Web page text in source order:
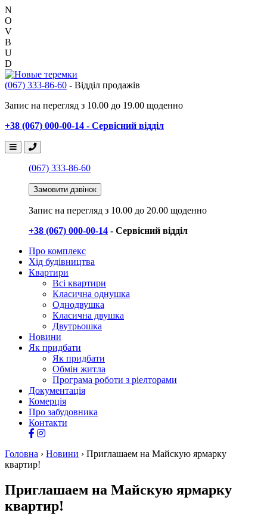
N
O
V
B
U
D
(067) 333-86-60 - Відділ продажів
Запис на перегляд з 10.00 до 19.00 щоденно
+38 (067) 000-00-14 - Сервісний відділ
(067) 333-86-60
Замовити дзвінок
Запис на перегляд з 10.00 до 20.00 щоденно
+38 (067) 000-00-14 - Сервісний відділ
Про комплекс
Хід будівництва
Квартири
Всі квартири
Класична однушка
Однодвушка
Класична двушка
Двутрьошка
Новини
Як придбати
Як придбати
Обмін житла
Програма роботи з ріелторами
Документація
Комерція
Про забудовника
Контакти
Головна › Новини › Приглашаем на Майскую ярмарку
квартир!
Приглашаем на Майскую ярмарку
квартир!